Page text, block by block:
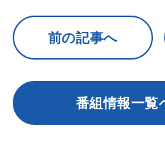
前の記事へ
番組情報一覧